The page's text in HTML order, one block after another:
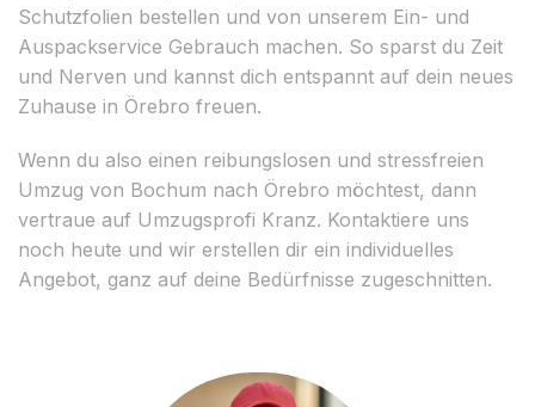
Schutzfolien bestellen und von unserem Ein- und
Auspackservice Gebrauch machen. So sparst du Zeit
und Nerven und kannst dich entspannt auf dein neues
Zuhause in Örebro freuen.
Wenn du also einen reibungslosen und stressfreien
Umzug von Bochum nach Örebro möchtest, dann
vertraue auf Umzugsprofi Kranz. Kontaktiere uns
noch heute und wir erstellen dir ein individuelles
Angebot, ganz auf deine Bedürfnisse zugeschnitten.